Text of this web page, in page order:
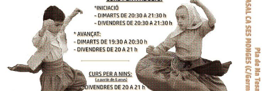
NAVEGACIÓ
DEL
LLOC